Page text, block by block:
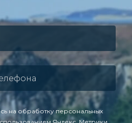
на обработку персональных